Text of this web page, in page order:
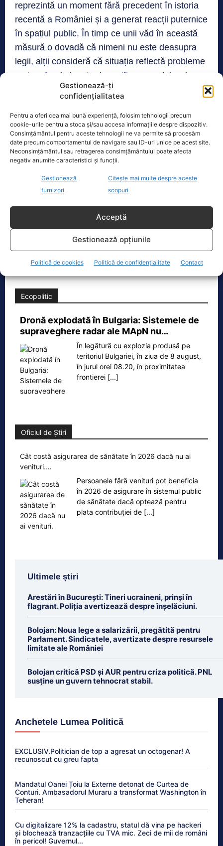
Gestionează-ți
confidențialitatea
Pentru a oferi cea mai bună experiență, folosim tehnologii precum
cookie-urile pentru a stoca și/sau accesa informațiile despre dispozitiv.
Consimțământul pentru aceste tehnologii ne va permite să procesăm
date precum comportamentul de navigare sau ID-uri unice pe acest site.
Neconsimțământul sau retragerea consimțământului poate afecta
negativ anumite caracteristici și funcții.
Gestionează
furnizori
Citește mai multe despre aceste
scopuri
Acceptă
Gestionează opțiunile
Politică de cookies Politică de confidențialitate Contact
reprezintă un moment fără precedent în istoria
recentă a României și a generat reacții puternice
în spațiul public. În timp ce unii văd în această
măsură o dovadă că nimeni nu este deasupra
legii, alții consideră că situația reflectă probleme
mai profunde legate de verificarea actelor de
proprietate și de funcționarea sistemului judiciar.
TAGS GIGI BECALI KLAUS IOHANNIS
Dronă doborâtă de un avion F‑16 în zona
O dronă a fost doborâtă vineri dimineață de un avion
F‑16 al Forțelor Aeriene Române, în zona Padina, în
Ecopolitic
Dronă explodată în Bulgaria: Sistemele de
supraveghere radar ale MApN nu…
În legătură cu explozia produsă pe
teritoriul Bulgariei, în ziua de 8 august,
în jurul orei 08.20, în proximitatea
frontierei [...]
Oficiul de Știri
Cât costă asigurarea de sănătate în 2026 dacă nu ai
venituri.…
Persoanele fără venituri pot beneficia
în 2026 de asigurare în sistemul public
de sănătate dacă optează pentru
plata contribuției de [...]
Ultimele știri
Arestări în București: Tineri ucraineni, prinși în
flagrant. Poliția avertizează despre înșelăciuni.
Bolojan: Noua lege a salarizării, pregătită pentru
Parlament. Sindicatele, avertizate despre resursele
limitate ale României
Bolojan critică PSD și AUR pentru criza politică. PNL
susține un guvern tehnocrat stabil.
Anchetele Lumea Politică
EXCLUSIV.Politician de top a agresat un octogenar! A
recunoscut cu greu fapta
Mandatul Oanei Țoiu la Externe detonat de Curtea de
Conturi. Ambasadorul Muraru a transformat Washington în
Teheran!
Cu digitalizare 12% la cadastru, statul dă vina pe hackeri
și blochează tranzacțiile cu TVA mic. Zeci de mii de români
în pericol! Guvernul...